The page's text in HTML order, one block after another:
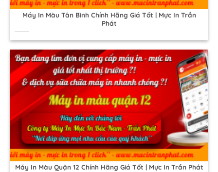
Máy In Màu Tân Bình Chính Hãng Giá Tốt | Mực In Trần
Phát
Máy In Màu Quận 12 Chính Hãng Giá Tốt | Mực In Trần Phát